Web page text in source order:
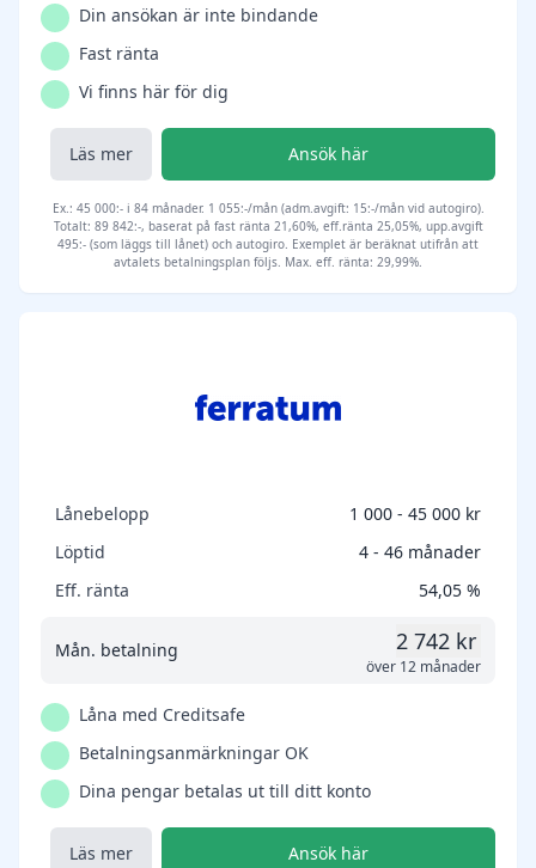
Din ansökan är inte bindande
Fast ränta
Vi finns här för dig
Läs mer Ansök här
Ex.: 45 000:- i 84 månader. 1 055:-/mån (adm.avgift: 15:-/mån vid autogiro).
Totalt: 89 842:-, baserat på fast ränta 21,60%, eff.ränta 25,05%, upp.avgift
495:- (som läggs till lånet) och autogiro. Exemplet är beräknat utifrån att
avtalets betalningsplan följs. Max. eff. ränta: 29,99%.
Lånebelopp
1 000 - 45 000 kr
Löptid
4 - 46 månader
Eff. ränta
54,05 %
Mån. betalning 2 742 kr
över 12 månader
Låna med Creditsafe
Betalningsanmärkningar OK
Dina pengar betalas ut till ditt konto
Läs mer Ansök här